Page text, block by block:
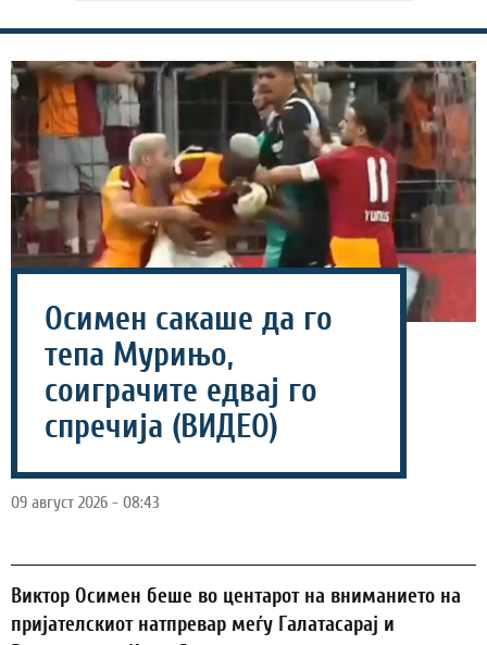
Осимен сакаше да го
тепа Мурињо,
соиграчите едвај го
спречија (ВИДЕО)
09 август 2026 - 08:43
Виктор Осимен беше во центарот на вниманието на
пријателскиот натпревар меѓу Галатасарај и